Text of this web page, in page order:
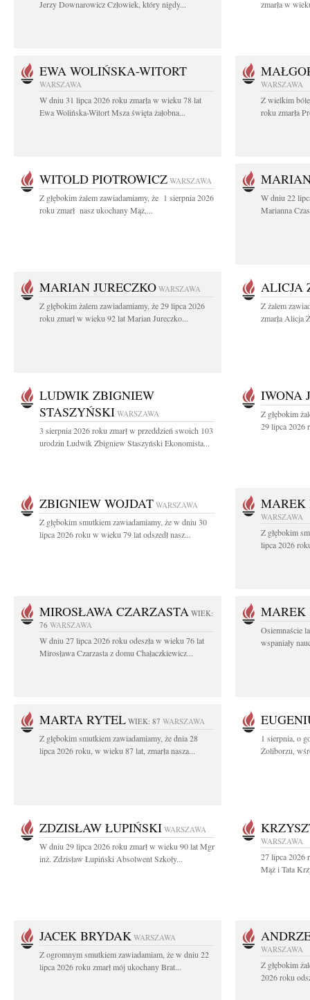
Jerzy Downarowicz Człowiek, który nigdy...
zmarła w
EWA WOLIŃSKA-WITORT
WARSZAWA
W dniu 31 lipca 2026 roku zmarła w wieku 78 lat
Ewa Wolińska-Witort Msza święta żałobna...
WARSZAWA
Z wielkim
roku zmarła
WITOLD PIOTROWICZ WARSZAWA
Z głębokim żalem zawiadamiamy, że 1 sierpnia 2026
roku zmarł nasz ukochany Mąż,...
W dniu 22
Marianna
MARIAN JURECZKO WARSZAWA
Z głębokim żalem zawiadamiamy, że 29 lipca 2026
roku zmarł w wieku 92 lat Marian Jureczko...
ALICJA
Z żalem
zmarła Alicja
LUDWIK ZBIGNIEW
STASZYŃSKI WARSZAWA
3 sierpnia 2026 roku zmarł w przeddzień swoich 103
urodzin Ludwik Zbigniew Staszyński Ekonomista...
IWONA
Z głębokim
29 lipca 2026
ZBIGNIEW WOJDAT WARSZAWA
Z głębokim smutkiem zawiadamiamy, że w dniu 30
lipca 2026 roku w wieku 79 lat odszedł nasz...
MAREK
WARSZAWA
Z głębokim
lipca 2026
MIROSŁAWA CZARZASTA WIEK:
76 WARSZAWA
W dniu 27 lipca 2026 roku odeszła w wieku 76 lat
Mirosława Czarzasta z domu Chałaczkiewicz...
MAREK
Osiemnaście
wspaniały
MARTA RYTEL WIEK: 87 WARSZAWA
Z głębokim smutkiem zawiadamiamy, że dnia 28
lipca 2026 roku, w wieku 87 lat, zmarła nasza...
1 sierpnia, o
Żoliborzu,
ZDZISŁAW ŁUPIŃSKI WARSZAWA
W dniu 29 lipca 2026 roku zmarł w wieku 90 lat Mgr
inż. Zdzisław Łupiński Absolwent Szkoły...
WARSZAWA
27 lipca 2026
Mąż i Tata
JACEK BRYDAK WARSZAWA
Z ogromnym smutkiem zawiadamiam, że w dniu 22
lipca 2026 roku zmarł mój ukochany Brat...
WARSZAWA
Z głębokim
2026 roku